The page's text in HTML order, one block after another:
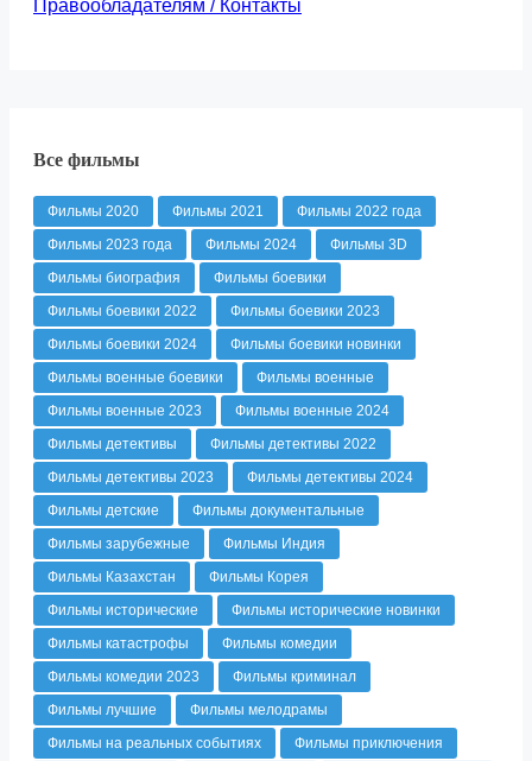
Правообладателям / Контакты
Все фильмы
Фильмы 2020 Фильмы 2021
Фильмы 2022 года
Фильмы 2023 года
Фильмы 2024
Фильмы 3D
Фильмы биография
Фильмы боевики
Фильмы боевики 2022
Фильмы боевики 2023
Фильмы боевики 2024
Фильмы боевики новинки
Фильмы военные боевики
Фильмы военные
Фильмы военные 2023
Фильмы военные 2024
Фильмы детективы
Фильмы детективы 2022
Фильмы детективы 2023
Фильмы детективы 2024
Фильмы детские
Фильмы документальные
Фильмы зарубежные
Фильмы Индия
Фильмы Казахстан
Фильмы Корея
Фильмы исторические
Фильмы исторические новинки
Фильмы катастрофы
Фильмы комедии
Фильмы комедии 2023
Фильмы криминал
Фильмы лучшие
Фильмы мелодрамы
Фильмы на реальных событиях
Фильмы приключения